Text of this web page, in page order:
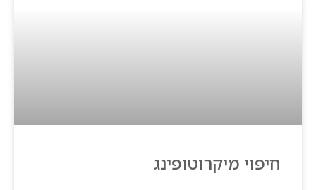
חיפוי מיקרוטופינג